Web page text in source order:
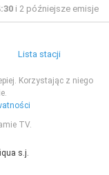
i 2 późniejsze emisje
Lista stacji
Korzystając z niego
TV.
s.j.